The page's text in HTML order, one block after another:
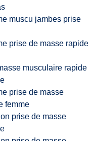
muscu jambes prise
prise de masse rapide
musculaire rapide
prise de masse
femme
prise de masse